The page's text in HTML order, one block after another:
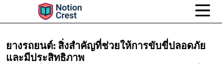
ยางรถยนต์: สิ่งสำคัญที่ช่วยให้การขับขี่ปลอดภัย
และมีประสิทธิภาพ